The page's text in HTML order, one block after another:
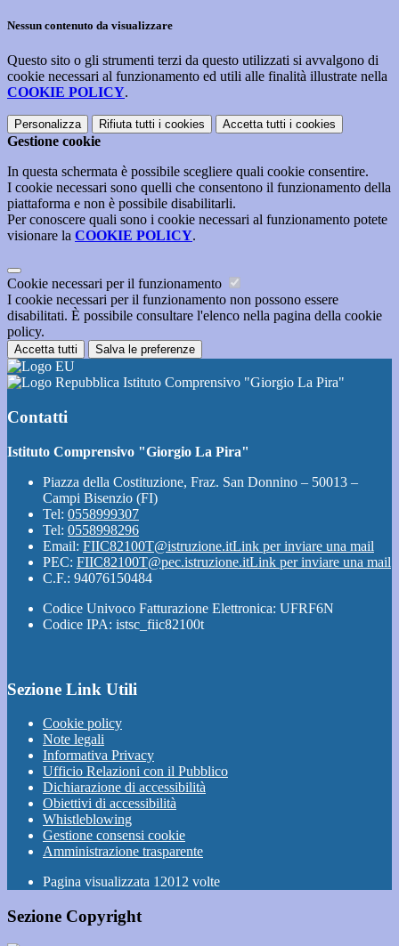
Nessun contenuto da visualizzare
Questo sito o gli strumenti terzi da questo utilizzati si avvalgono di
cookie necessari al funzionamento ed utili alle finalità illustrate nella
COOKIE POLICY.
Personalizza Rifiuta tutti i cookies Accetta tutti i cookies
Gestione cookie
In questa schermata è possibile scegliere quali cookie consentire.
I cookie necessari sono quelli che consentono il funzionamento della
piattaforma e non è possibile disabilitarli.
Per conoscere quali sono i cookie necessari al funzionamento potete
visionare la COOKIE POLICY.
Cookie necessari per il funzionamento
I cookie necessari per il funzionamento non possono essere
disabilitati. È possibile consultare l'elenco nella pagina della cookie
policy.
Accetta tutti Salva le preferenze
Istituto Comprensivo "Giorgio La Pira"
Contatti
Istituto Comprensivo "Giorgio La Pira"
Piazza della Costituzione, Fraz. San Donnino – 50013 –
Campi Bisenzio (FI)
Tel: 0558999307
Tel: 0558998296
Email: FIIC82100T@istruzione.itLink per inviare una mail
PEC: FIIC82100T@pec.istruzione.itLink per inviare una mail
C.F.: 94076150484
Codice Univoco Fatturazione Elettronica: UFRF6N
Codice IPA: istsc_fiic82100t
Sezione Link Utili
Cookie policy
Note legali
Informativa Privacy
Ufficio Relazioni con il Pubblico
Dichiarazione di accessibilità
Obiettivi di accessibilità
Whistleblowing
Gestione consensi cookie
Amministrazione trasparente
Pagina visualizzata 12012 volte
Sezione Copyright